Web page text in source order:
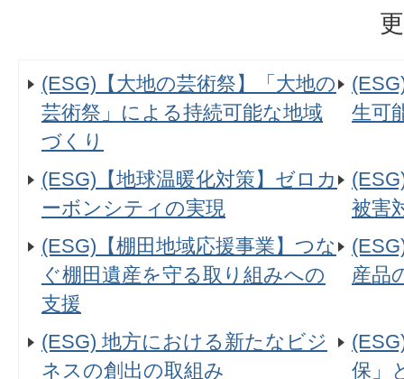
(ESG)【大地の芸術祭】「大地の
芸術祭」による持続可能な地域
づくり
生可
(ESG)【地球温暖化対策】ゼロカ
ーボンシティの実現
被害
(ESG)【棚田地域応援事業】つな
ぐ棚田遺産を守る取り組みへの
支援
産品
(ESG) 地方における新たなビジ
ネスの創出の取組み
保」